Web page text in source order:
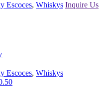
Escoces, Whiskys Inquire Us
Escoces, Whiskys